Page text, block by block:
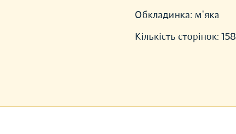
Обкладинка: м'яка
Кількість сторінок: 158